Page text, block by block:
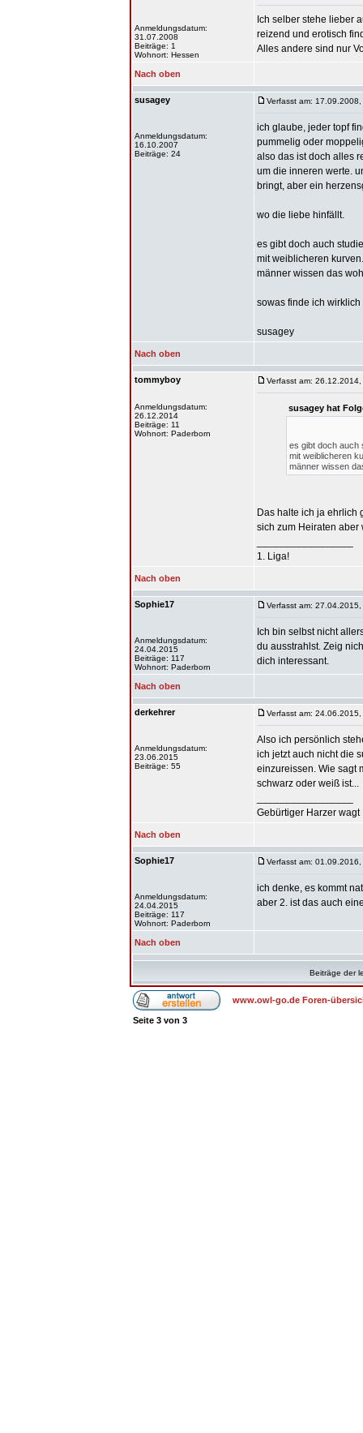
Anmeldungsdatum:
31.07.2008
Beiträge: 1
Wohnort: Hessen
Ich selber stehe lieber
reizend und erotisch
Alles andere sind nur
Nach oben
susagey
Anmeldungsdatum:
16.10.2007
Beiträge: 24
Verfasst am:
ich glaube, jeder topf
pummelig oder
also das ist doch alles
um die inneren werte.
bringt, aber ein
wo die liebe hinfällt.
es gibt doch auch
mit weiblicheren
männer wissen das
sowas finde ich wirklich
susagey
Nach oben
tommyboy
Anmeldungsdatum:
26.12.2014
Beiträge: 11
Wohnort: Paderborn
Verfasst am:
susagey hat
es gibt doch auch
mit weiblicheren
männer wissen
Das halte ich ja ehrlich
sich zum Heiraten aber
1. Liga!
Nach oben
Sophie17
Anmeldungsdatum:
24.04.2015
Beiträge: 117
Wohnort: Paderborn
Verfasst am:
Ich bin selbst nicht
du ausstrahlst. Zeig
dich interessant.
Nach oben
derkehrer
Anmeldungsdatum:
23.06.2015
Beiträge: 55
Verfasst am:
Also ich persönlich
ich jetzt auch nicht die
einzureissen. Wie sagt
schwarz oder weiß ist...
Gebürtiger Harzer
Nach oben
Sophie17
Anmeldungsdatum:
24.04.2015
Beiträge: 117
Wohnort: Paderborn
Verfasst am:
ich denke, es kommt
aber 2. ist das auch
Nach oben
Beiträge der
www.owl-go.de Foren-
Seite 3 von 3